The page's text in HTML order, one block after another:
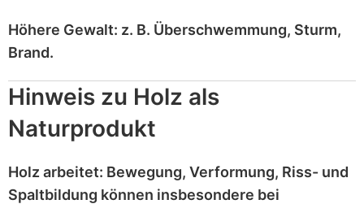
Höhere Gewalt: z. B. Überschwemmung, Sturm,
Brand.
Hinweis zu Holz als
Naturprodukt
Holz arbeitet: Bewegung, Verformung, Riss- und
Spaltbildung können insbesondere bei